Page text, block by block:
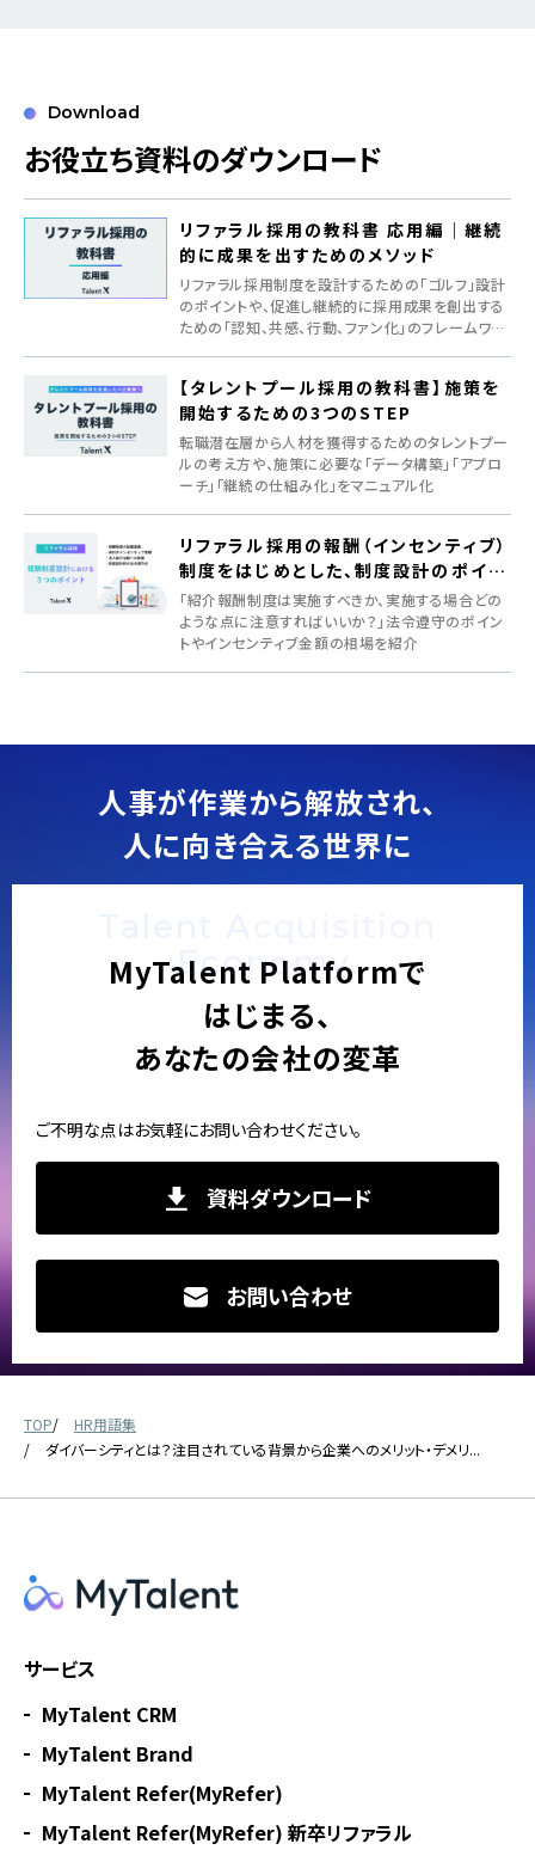
Download
お役立ち資料のダウンロード
リファラル採用の教科書 応用編｜継続
的に成果を出すためのメソッド
リファラル採用制度を設計するための「ゴルフ」設計
のポイントや、促進し継続的に採用成果を創出する
ための「認知、共感、行動、ファン化」のフレームワー
【タレントプール採用の教科書】施策を
開始するための3つのSTEP
転職潜在層から人材を獲得するためのタレントプー
ルの考え方や、施策に必要な「データ構築」「アプロ
ーチ」「継続の仕組み化」をマニュアル化
リファラル採用の報酬（インセンティブ）
制度をはじめとした、制度設計のポイン
ト
「紹介報酬制度は実施すべきか、実施する場合どの
ような点に注意すればいいか？」法令遵守のポイン
トやインセンティブ金額の相場を紹介
人事が作業から解放され、
人に向き合える世界に
Economy.
MyTalent Platformで
はじまる、
あなたの会社の変革
ご不明な点はお気軽にお問い合わせください。
資料ダウンロード
お問い合わせ
TOP
HR用語集
ダイバーシティとは？注目されている背景から企業へのメリット・デメリ...
サービス
MyTalent CRM
MyTalent Brand
MyTalent Refer(MyRefer)
MyTalent Refer(MyRefer) 新卒リファラル